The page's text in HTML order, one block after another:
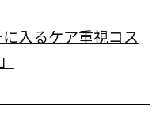
入るケア重視コス